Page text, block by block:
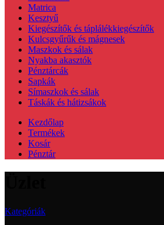
Matrica
Kesztyű
Kiegészítők és táplálékkiegészítők
Kulcsgyűrűk és mágnesek
Maszkok és sálak
Nyakba akasztók
Pénztárcák
Sapkák
Símaszkok és sálak
Táskák és hátizsákok
Kezdőlap
Termékek
Kosár
Pénztár
Kategóriák